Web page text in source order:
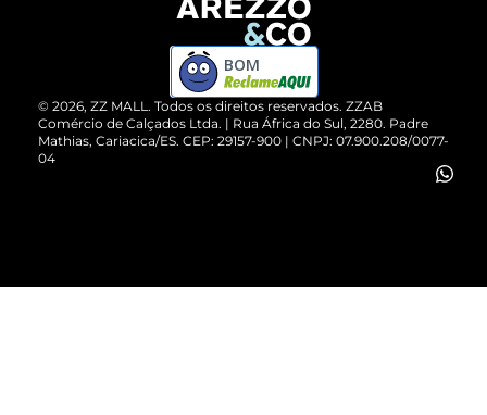
ZZ MALL é confiável
Cartão Presente
Vendas Corporativas
Devolução do Produto
Compre pelo WhatsApp
© 2026, ZZ MALL. Todos os direitos reservados. ZZAB
Comércio de Calçados Ltda. | Rua África do Sul, 2280. Padre
Mathias, Cariacica/ES. CEP: 29157-900 | CNPJ: 07.900.208/0077-
04
BOM